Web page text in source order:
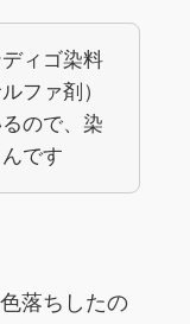
ィゴ染料
ファ剤）
ので、染
です
落ちしたの